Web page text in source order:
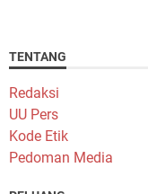
TENTANG
Redaksi
UU Pers
Kode Etik
Pedoman Media